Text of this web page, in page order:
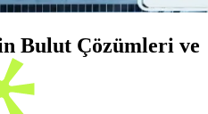
Bulut Çözümleri ve